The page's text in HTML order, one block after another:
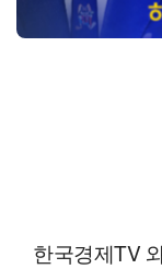
한국경제TV